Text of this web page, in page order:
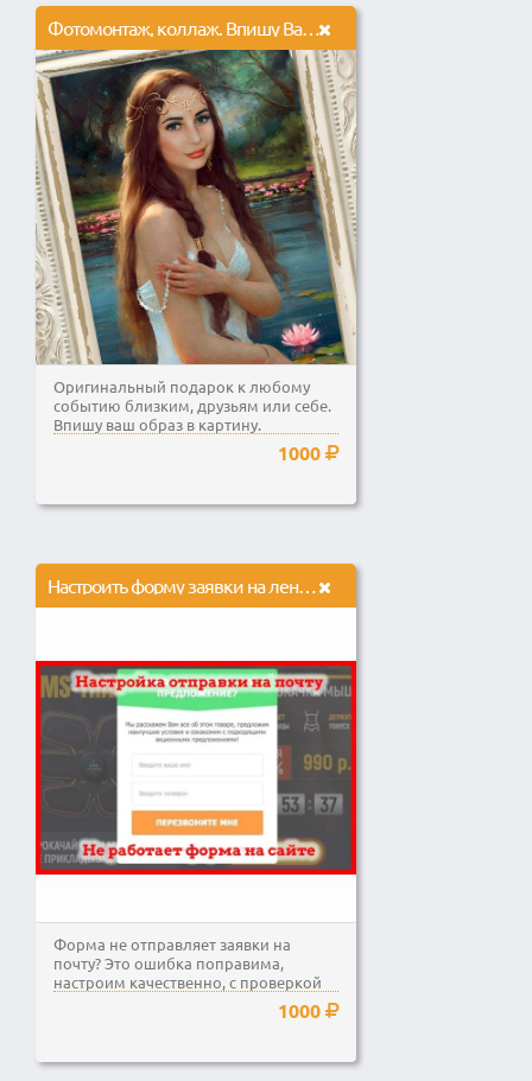
Фотомонтаж, коллаж. Впишу Вас в образ
Оригинальный подарок к любому
событию близким, друзьям или себе.
Впишу ваш образ в картину.
1000
Настроить форму заявки на лендинг, отправка обратной связи на почту
Форма не отправляет заявки на
почту? Это ошибка поправима,
настроим качественно, с проверкой
1000